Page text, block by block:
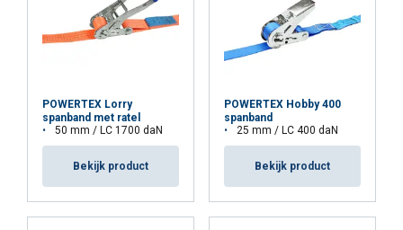
POWERTEX Lorry
spanband met ratel
50 mm / LC 1700 daN
Bekijk product
POWERTEX Hobby 400
spanband
25 mm / LC 400 daN
Bekijk product